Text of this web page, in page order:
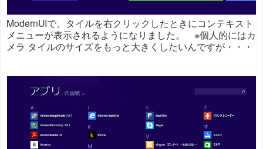
ModernUIで、タイルを右クリックしたときにコンテキスト
メニューが表示されるようになりました。 ※個人的にはカ
メラ タイルのサイズをもっと大きくしたいんですが・・・